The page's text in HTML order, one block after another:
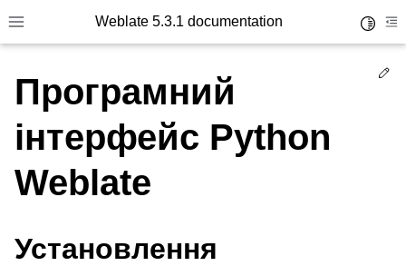
Toggle site navigation sidebar
Weblate 5.3.1 documentation
Програмний
інтерфейс Python
Weblate
Установлення